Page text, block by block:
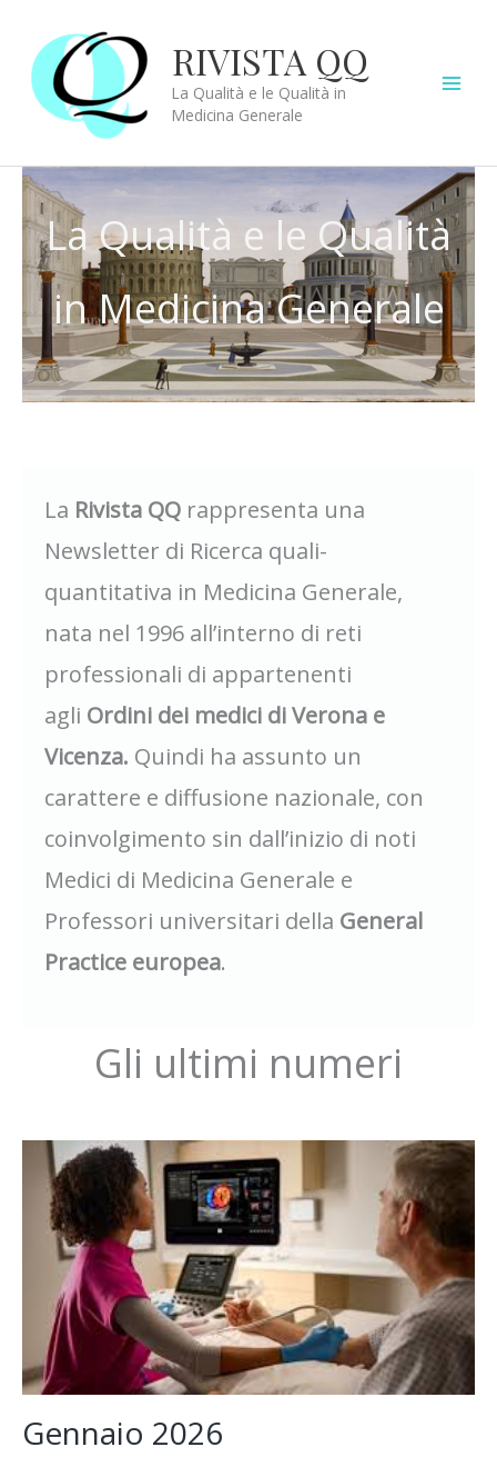
contenuto
RIVISTA QQ
La Qualità e le Qualità in
Medicina Generale
La Qualità e le Qualità
in Medicina Generale
La Rivista QQ rappresenta una
Newsletter di Ricerca quali-
quantitativa in Medicina Generale,
nata nel 1996 all’interno di reti
professionali di appartenenti
agli Ordini dei medici di Verona e
Vicenza. Quindi ha assunto un
carattere e diffusione nazionale, con
coinvolgimento sin dall’inizio di noti
Medici di Medicina Generale e
Professori universitari della General
Practice europea.
Gli ultimi numeri
Gennaio 2026